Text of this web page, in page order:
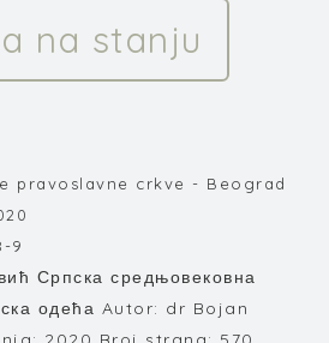
na stanju
pravoslavne crkve - Beograd
9
Српска средњовековна
одећа Autor: dr Bojan